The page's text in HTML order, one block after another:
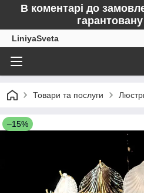
В коментарі до
LiniyaSveta
Товари та послуги
–15%